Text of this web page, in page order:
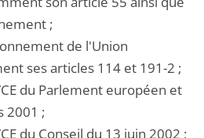
;
de l'Union
ses articles 114 et 191-2 ;
du Parlement européen et
2001 ;
du Conseil du 13 juin 2002 ;